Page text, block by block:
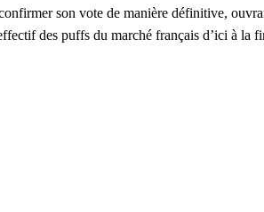
son vote de manière définitive,
des puffs du marché français d’ici à la